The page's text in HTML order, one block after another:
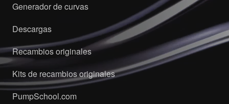
Generador de curvas
Descargas
Recambios originales
Kits de recambios originales
PumpSchool.com